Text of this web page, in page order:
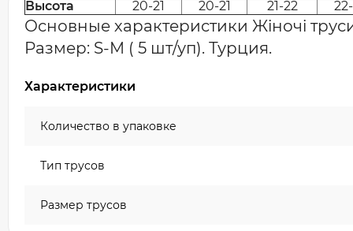
Высота
20-21 20-21 21-22
Основные характеристики Жіночі
Размер: S-M ( 5 шт/уп). Турция.
Характеристики
Количество в упаковке
Тип трусов
Размер трусов